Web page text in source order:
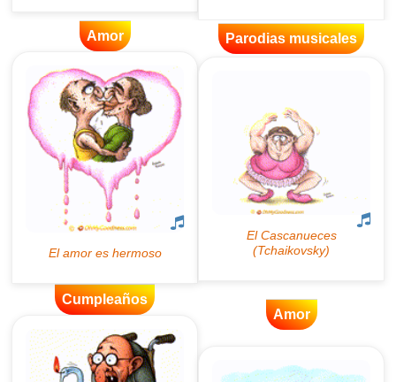
Amor Parodias musicales
Cumpleaños
Amor